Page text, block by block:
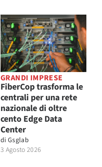
GRANDI IMPRESE
FiberCop trasforma le
centrali per una rete
nazionale di oltre
cento Edge Data
Center
di Gsglab
3 Agosto 2026